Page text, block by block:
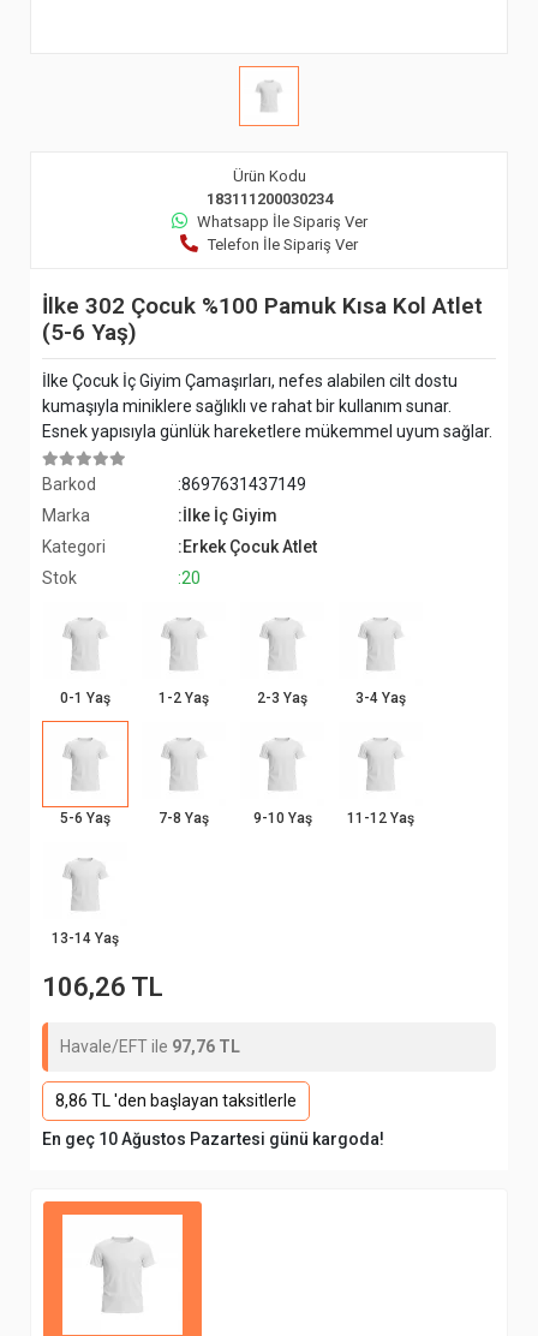
Ürün Kodu
183111200030234
Whatsapp İle Sipariş Ver
Telefon İle Sipariş Ver
İlke 302 Çocuk %100 Pamuk Kısa Kol Atlet
(5-6 Yaş)
İlke Çocuk İç Giyim Çamaşırları, nefes alabilen cilt dostu
kumaşıyla miniklere sağlıklı ve rahat bir kullanım sunar.
Esnek yapısıyla günlük hareketlere mükemmel uyum sağlar.
Barkod
:8697631437149
Marka
:İlke İç Giyim
Kategori
:Erkek Çocuk Atlet
Stok
:20
0-1 Yaş 1-2 Yaş 2-3 Yaş 3-4 Yaş
5-6 Yaş 7-8 Yaş 9-10 Yaş 11-12 Yaş
13-14 Yaş
106,26 TL
Havale/EFT ile 97,76 TL
8,86 TL 'den başlayan taksitlerle
En geç 10 Ağustos Pazartesi günü kargoda!